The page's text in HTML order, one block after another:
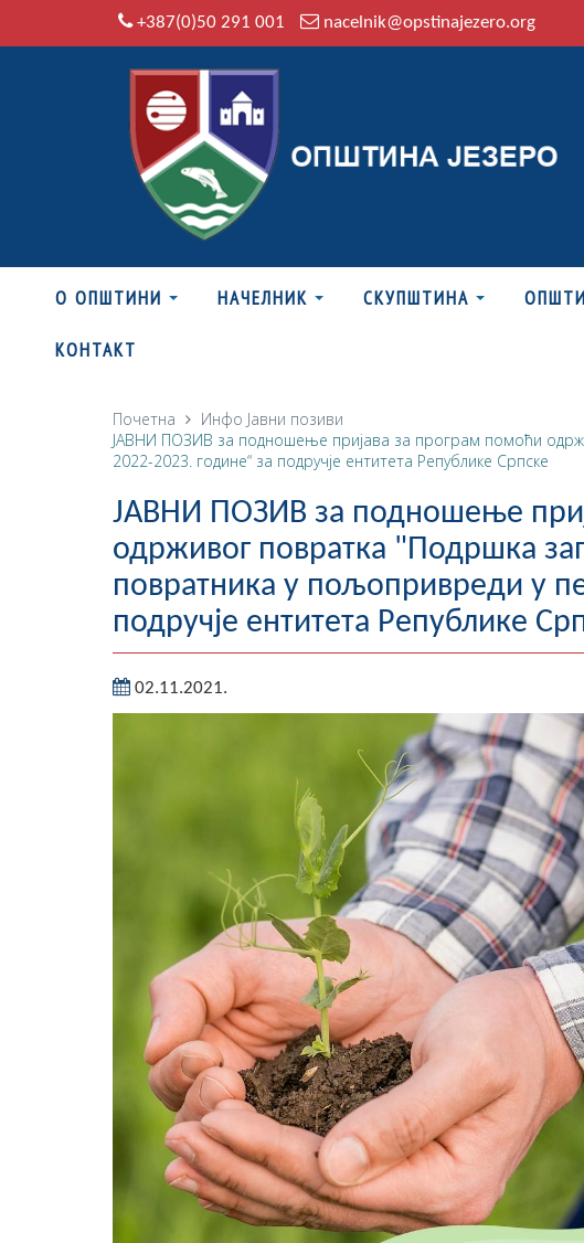
+387(0)50 291 001 nacelnik@opstinajezero.org
О ОПШТИНИ НАЧЕЛНИК СКУПШТИНА
КОНТАКТ
Почетна Инфо Јавни позиви
ЈАВНИ ПОЗИВ за подношење пријава за програм помоћи
2022-2023. године“ за подручје ентитета Републике Српске
ЈАВНИ ПОЗИВ за подношење
одрживог повратка "Подршка
повратника у пољопривреди у
подручје ентитета Републике
02.11.2021.